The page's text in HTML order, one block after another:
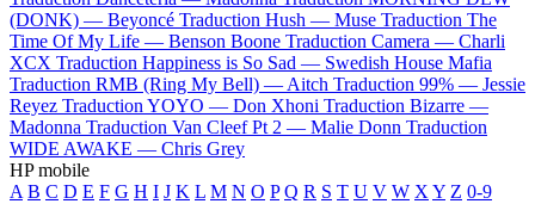
(DONK) — Beyoncé Traduction Hush — Muse Traduction The
Time Of My Life — Benson Boone Traduction Camera — Charli
XCX Traduction Happiness is So Sad — Swedish House Mafia
Traduction RMB (Ring My Bell) —Aitch Traduction 99% — Jessie
Reyez Traduction YOYO — Don Xhoni Traduction Bizarre —
Madonna Traduction Van Cleef Pt 2 — Malie Donn Traduction
WIDE AWAKE — Chris Grey
HP mobile
A B C D E F G H I J K L M N O P Q R S T U V W XY Z 0-9